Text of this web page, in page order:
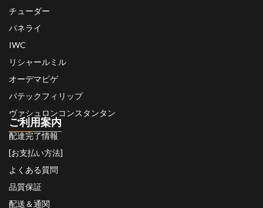
チューダー
パネライ
IWC
リシャールミル
オーデマピゲ
パテックフィリップ
ヴァシュロンコンスタンタン
ご利用案内
配達完了情報
[お支払い方法]
よくある質問
品質保証
配送＆通関